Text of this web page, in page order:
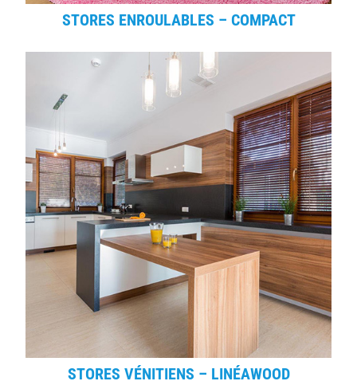
STORES ENROULABLES – COMPACT
STORES VÉNITIENS – LINÉAWOOD